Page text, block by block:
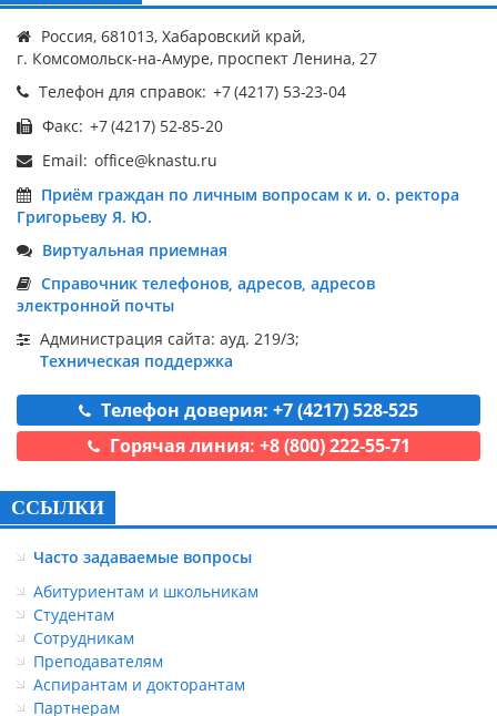
Россия, 681013, Хабаровский край,
г. Комсомольск-на-Амуре, проспект Ленина, 27
Телефон для справок:
Факс:
Email:
Приём граждан по личным вопросам к и. о. ректора
Григорьеву Я. Ю.
Виртуальная приемная
Справочник телефонов, адресов, адресов
электронной почты
Администрация сайта: ауд. 219/3;
Техническая поддержка
Телефон доверия: +7 (4217) 528-525
Горячая линия: +8 (800) 222-55-71
ССЫЛКИ
Часто задаваемые вопросы
Абитуриентам и школьникам
Студентам
Сотрудникам
Преподавателям
Аспирантам и докторантам
Партнерам